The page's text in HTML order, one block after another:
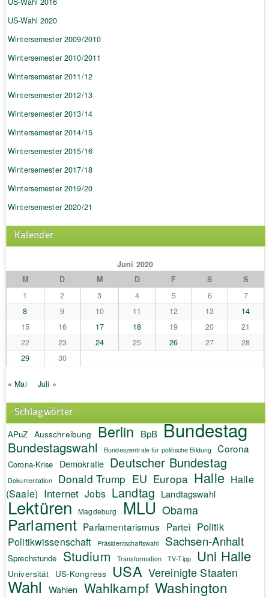
US-Wahl 2020
Wintersemester 2009/2010
Wintersemester 2010/2011
Wintersemester 2011/12
Wintersemester 2012/13
Wintersemester 2013/14
Wintersemester 2014/15
Wintersemester 2015/16
Wintersemester 2017/18
Wintersemester 2019/20
Wintersemester 2020/21
Kalender
Juni 2020
M
D M D F S
S
1
2 3 4 5 6
7
8
9 10 11 12 13
14
15
16 17 18 19 20
21
22
23 24 25 26 27
28
29
30
« Mai Juli »
Schlagwörter
APuZ Ausschreibung Berlin BpB Bundestag
Bundestagswahl Bundeszentrale für politische Bildung Corona
Corona-Krise Demokratie Deutscher Bundestag
Dokumentation Donald Trump EU Europa Halle Halle
(Saale) Internet Jobs Landtag Landtagswahl
Lektüren Magdeburg MLU Obama
Parlament Parlamentarismus Partei Politik
Politikwissenschaft Präsidentschaftswahl Sachsen-Anhalt
Sprechstunde Studium Transformation TV-Tipp Uni Halle
Universität US-Kongress USA Vereinigte Staaten
Wahl Wahlen Wahlkampf Washington